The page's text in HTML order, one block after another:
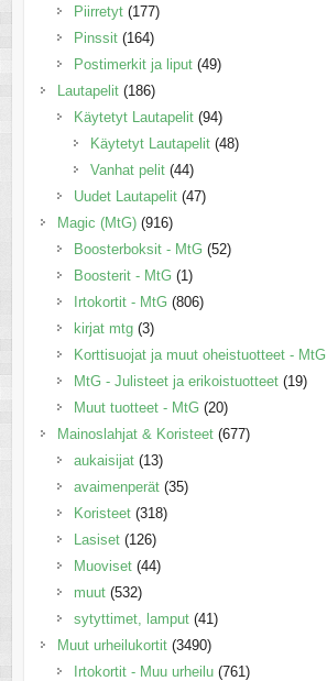
Piirretyt (177)
Pinssit (164)
Postimerkit ja liput (49)
Lautapelit (186)
Käytetyt Lautapelit (94)
Käytetyt Lautapelit (48)
Vanhat pelit (44)
Uudet Lautapelit (47)
Magic (MtG) (916)
Boosterboksit - MtG (52)
Boosterit - MtG (1)
Irtokortit - MtG (806)
kirjat mtg (3)
Korttisuojat ja muut oheistuotteet - MtG
MtG - Julisteet ja erikoistuotteet (19)
Muut tuotteet - MtG (20)
Mainoslahjat & Koristeet (677)
aukaisijat (13)
avaimenperät (35)
Koristeet (318)
Lasiset (126)
Muoviset (44)
muut (532)
sytyttimet, lamput (41)
Muut urheilukortit (3490)
Irtokortit - Muu urheilu (761)